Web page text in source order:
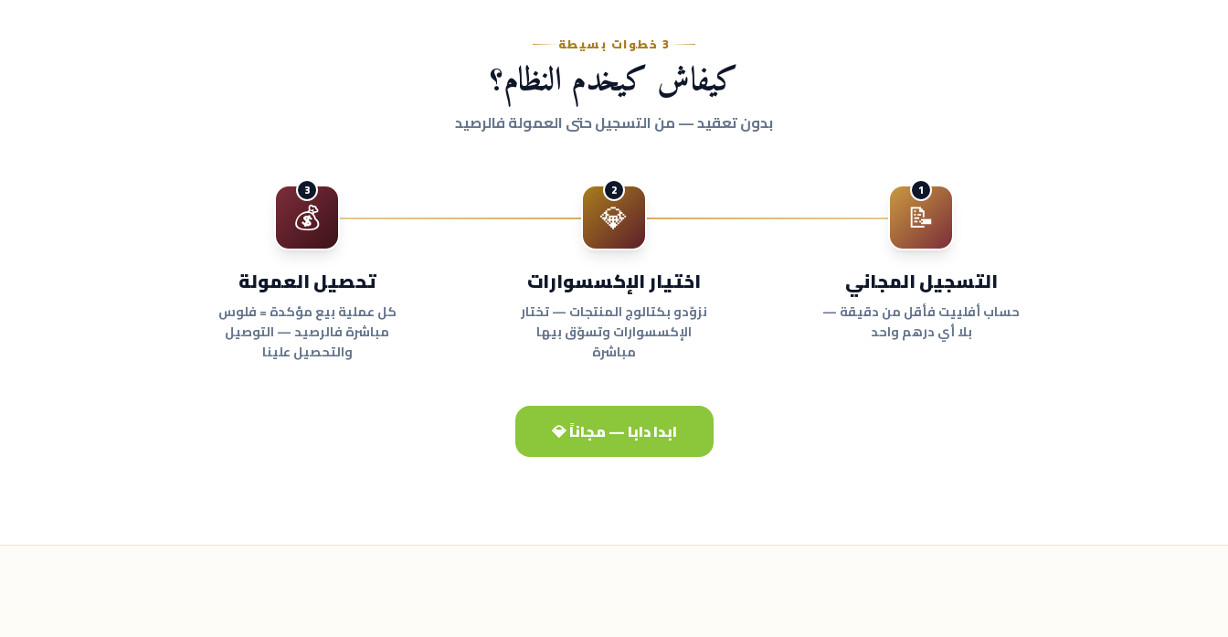
3 خطوات بسيطة
كيفاش كيخدم النظام؟
بدون تعقيد — من التسجيل حتى العمولة فالرصيد
📝
1
التسجيل المجاني
حساب أفلييت فأقل من دقيقة —
بلا أي درهم واحد
💎
2
اختيار الإكسسوارات
نزوّدو بكتالوج المنتجات — تختار
الإكسسوارات وتسوّق بيها
مباشرة
💰
3
تحصيل العمولة
كل عملية بيع مؤكدة = فلوس
مباشرة فالرصيد — التوصيل
والتحصيل علينا
ابدا دابا — مجاناً 💎